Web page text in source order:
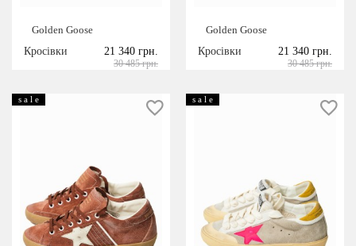
Golden Goose
Кросівки
21 340 грн.
30 485 грн.
Golden Goose
Кросівки
21 340 грн.
30 485 грн.
s a l e s a l e